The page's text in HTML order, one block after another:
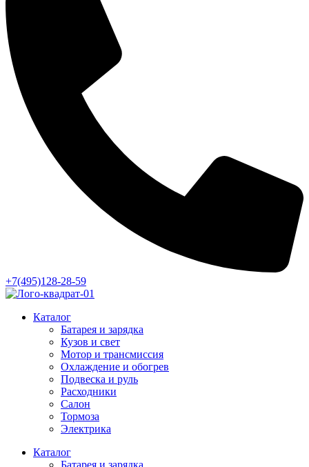
+7(495)128-28-59
Каталог
Батарея и зарядка
Кузов и свет
Мотор и трансмиссия
Охлаждение и обогрев
Подвеска и руль
Расходники
Салон
Тормоза
Электрика
Каталог
Батарея и зарядка